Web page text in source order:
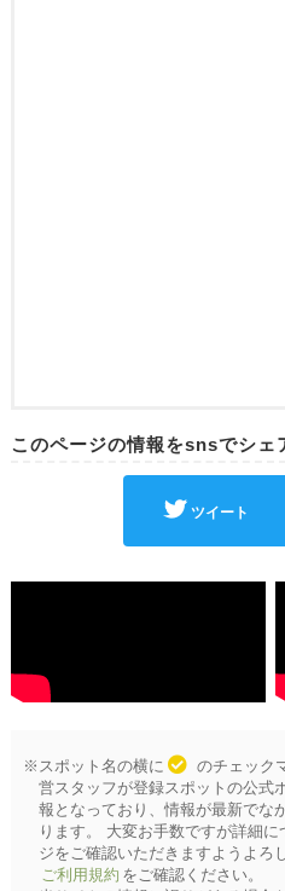
このページの情報をsnsでシェ
ツイート
※スポット名の横に
のチェック
営スタッフが登録スポットの公式
報となっており、情報が最新でな
ります。 大変お手数ですが詳細
ジをご確認いただきますようよろ
ご利用規約 をご確認ください。